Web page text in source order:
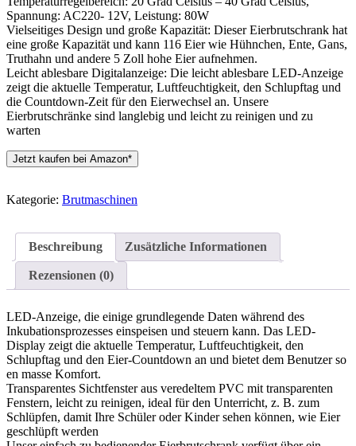
Spannung: AC220- 12V, Leistung: 80W
Vielseitiges Design und große Kapazität: Dieser Eierbrutschrank hat
eine große Kapazität und kann 116 Eier wie Hühnchen, Ente, Gans,
Truthahn und andere 5 Zoll hohe Eier aufnehmen.
Leicht ablesbare Digitalanzeige: Die leicht ablesbare LED-Anzeige
zeigt die aktuelle Temperatur, Luftfeuchtigkeit, den Schlupftag und
die Countdown-Zeit für den Eierwechsel an. Unsere
Eierbrutschränke sind langlebig und leicht zu reinigen und zu
warten
Jetzt kaufen bei Amazon*
Kategorie: Brutmaschinen
Beschreibung Zusätzliche Informationen
Rezensionen (0)
LED-Anzeige, die einige grundlegende Daten während des
Inkubationsprozesses einspeisen und steuern kann. Das LED-
Display zeigt die aktuelle Temperatur, Luftfeuchtigkeit, den
Schlupftag und den Eier-Countdown an und bietet dem Benutzer so
en masse Komfort.
Transparentes Sichtfenster aus veredeltem PVC mit transparenten
Fenstern, leicht zu reinigen, ideal für den Unterricht, z. B. zum
Schlüpfen, damit Ihre Schüler oder Kinder sehen können, wie Eier
geschlüpft werden